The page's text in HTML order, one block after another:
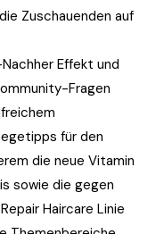
Zuschauenden auf
Effekt und
Fragen
für den
die neue Vitamin
sowie die gegen
Haircare Linie